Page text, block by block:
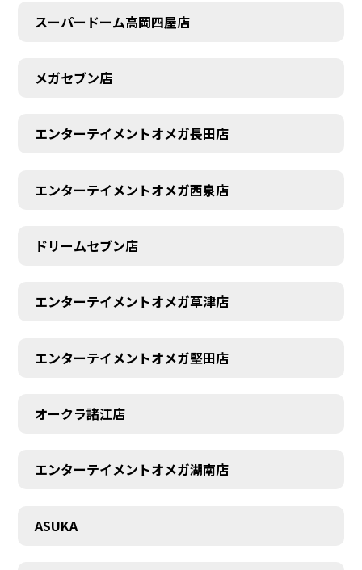
CONTACT
スーパードーム高岡四屋店
メガセブン店
エンターテイメントオメガ長田店
エンターテイメントオメガ西泉店
ドリームセブン店
エンターテイメントオメガ草津店
エンターテイメントオメガ堅田店
オークラ諸江店
エンターテイメントオメガ湖南店
ASUKA